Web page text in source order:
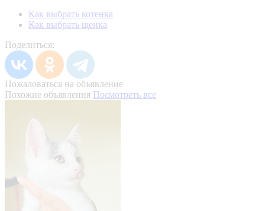
Как выбрать котенка
Как выбрать щенка
Поделиться:
Пожаловаться на объявление
Похожие объявления Посмотреть все